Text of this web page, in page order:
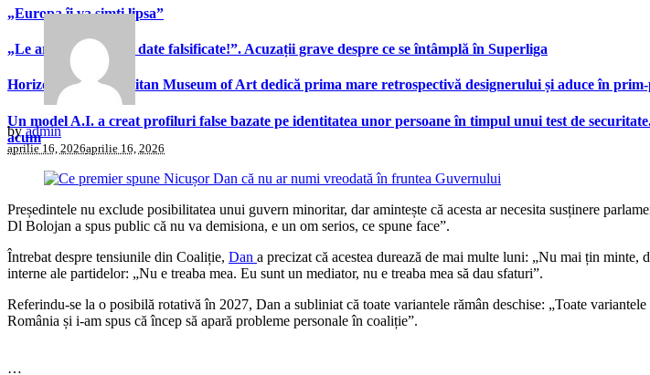
„Europa îi va simți lipsa”
„Le arată patronilor date falsificate!”. Acuzații grave despre ce se întâmplă în Superliga
Horizons”. Metropolitan Museum of Art dedică prima mare retrospectivă designerului și aduce în
Un model A.I. a creat profiluri false bazate pe identitatea unor persoane în timpul unui test de
acum
byadmin
aprilie 16, 2026aprilie 16, 2026
Președintele nu exclude posibilitatea unui guvern minoritar, dar amintește că acesta ar necesita susținere
Dl Bolojan a spus public că nu va demisiona, e un om serios, ce spune face”.
Întrebat despre tensiunile din Coaliție, Dan a precizat că acestea durează de mai multe luni: „Nu mai țin
interne ale partidelor: „Nu e treaba mea. Eu sunt un mediator, nu e treaba mea să dau sfaturi”.
Referindu-se la o posibilă rotativă în 2027, Dan a subliniat că toate variantele rămân deschise: „Toate
România și i-am spus că încep să apară probleme personale în coaliție”.
…